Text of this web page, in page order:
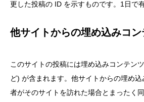
更した投稿の ID を示すものです。1日で
他サイトからの埋め込みコン
このサイトの投稿には埋め込みコンテン
ど) が含まれます。他サイトからの埋め
者がそのサイトを訪れた場合とまったく